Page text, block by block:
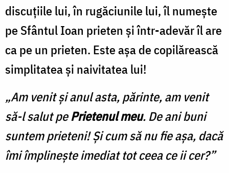
discuţiile lui, în rugăciunile lui, îl numeşte
pe Sfântul Ioan prieten şi într-adevăr îl are
ca pe un prieten. Este aşa de copilărească
simplitatea şi naivitatea lui!
„Am venit şi anul asta, părinte, am venit
să-l salut pePrietenul meu. De ani buni
suntem prieteni! Şi cum să nu fie aşa, dacă
îmi împlineşte imediat tot ceea ce ii cer?”